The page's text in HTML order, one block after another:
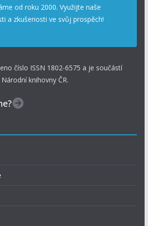
od roku 2000. Využijte naše
a zkušenosti ve svůj prospěch!
číslo ISSN 1802-6575 a je součástí
knihovny ČR.